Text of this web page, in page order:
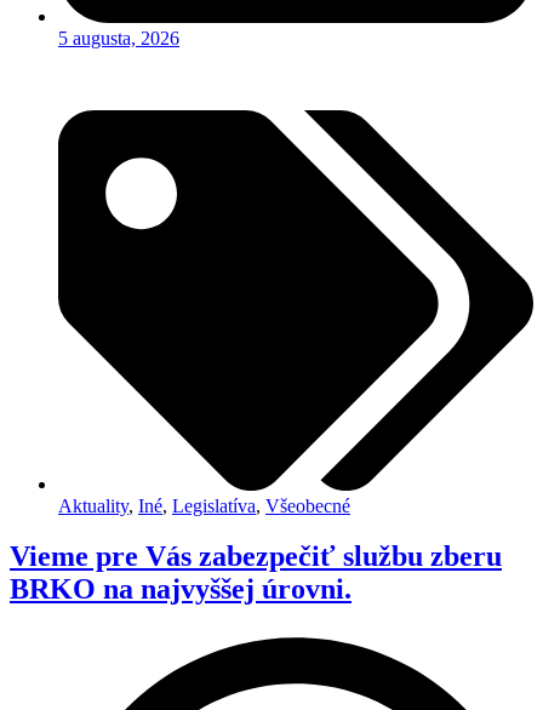
5 augusta, 2026
Aktuality, Iné, Legislatíva, Všeobecné
Vieme pre Vás zabezpečiť službu zberu
BRKO na najvyššej úrovni.